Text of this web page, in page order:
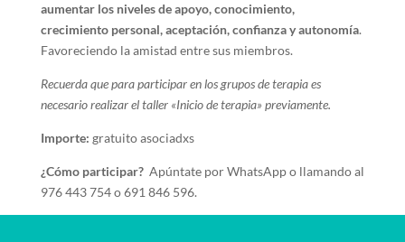
aumentar los niveles de apoyo, conocimiento,
crecimiento personal, aceptación, confianza y autonomía.
Favoreciendo la amistad entre sus miembros.
Recuerda que para participar en los grupos de terapia es
necesario realizar el taller «Inicio de terapia» previamente.
Importe: gratuito asociadxs
¿Cómo participar? Apúntate por WhatsApp o llamando al
976 443 754 o 691 846 596.